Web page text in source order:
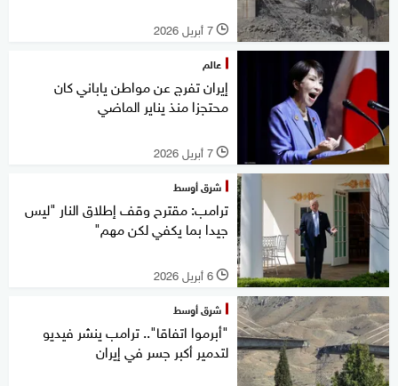
l 7 أبريل 2026
عالم
إيران تفرج عن مواطن ياباني كان
محتجزا منذ يناير الماضي
l 7 أبريل 2026
شرق أوسط
ترامب: مقترح وقف إطلاق النار "ليس
جيدا بما يكفي لكن مهم"
l 6 أبريل 2026
شرق أوسط
"أبرموا اتفاقا".. ترامب ينشر فيديو
لتدمير أكبر جسر في إيران